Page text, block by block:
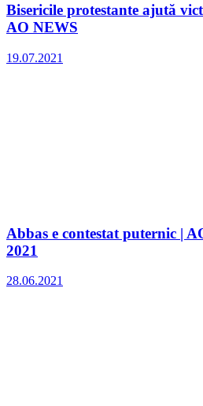
Bisericile protestante ajută
AO NEWS
19.07.2021
Abbas e contestat puternic |
2021
28.06.2021